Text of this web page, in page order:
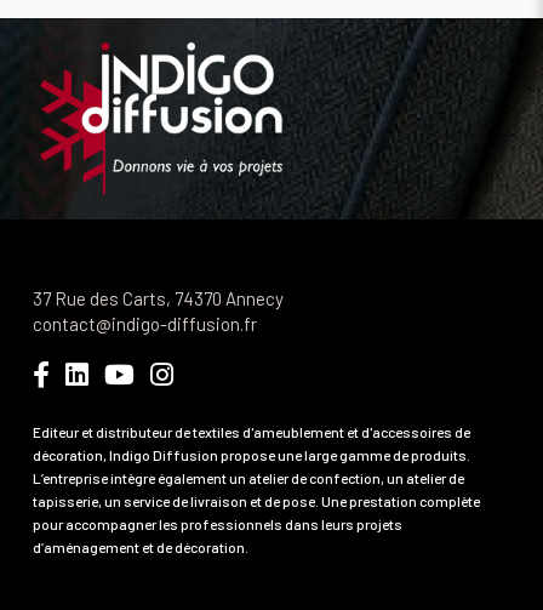
37 Rue des Carts, 74370 Annecy
contact@indigo-diffusion.fr
Editeur et distributeur de textiles d'ameublement et d'accessoires de
décoration, Indigo Diffusion propose une large gamme de produits.
L’entreprise intègre également un atelier de confection, un atelier de
tapisserie, un service de livraison et de pose. Une prestation complète
pour accompagner les professionnels dans leurs projets
d’aménagement et de décoration.